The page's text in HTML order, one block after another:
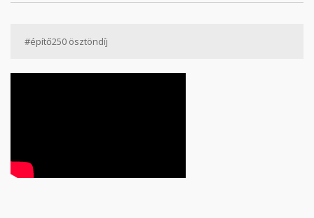
#építő250 ösztöndíj